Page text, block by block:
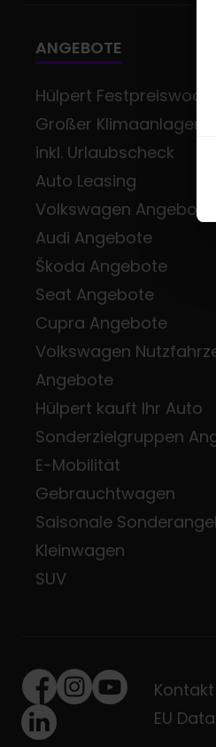
ANGEBOTE
Hülpert
Großer Klimaanlagen-
inkl. Urlaubscheck
Auto Leasing
Volkswagen Angebote
Audi Angebote
Škoda Angebote
Seat Angebote
Cupra Angebote
Volkswagen
Angebote
Hülpert kauft Ihr Auto
Sonderzielgruppen
E-Mobilität
Gebrauchtwagen
Saisonale
Kleinwagen
SUV
Facebook
Instagram
Youtube
LinkedIn
Kontakt
EU